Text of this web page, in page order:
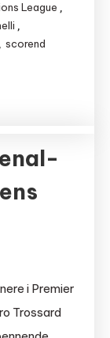
League ,
,
, scorend
i Premier
Trossard